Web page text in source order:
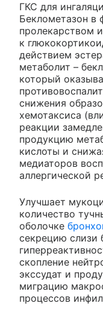
ГКС для
Беклометазон в
пролекарством
к
действием
метаболит –
который
снижения
хемотаксиса
реакции
продукцию
кислоты и
медиаторов
аллергической
Улучшает
количество
оболочке
секрецию слизи
скопление
экссудат и
миграцию
процессов